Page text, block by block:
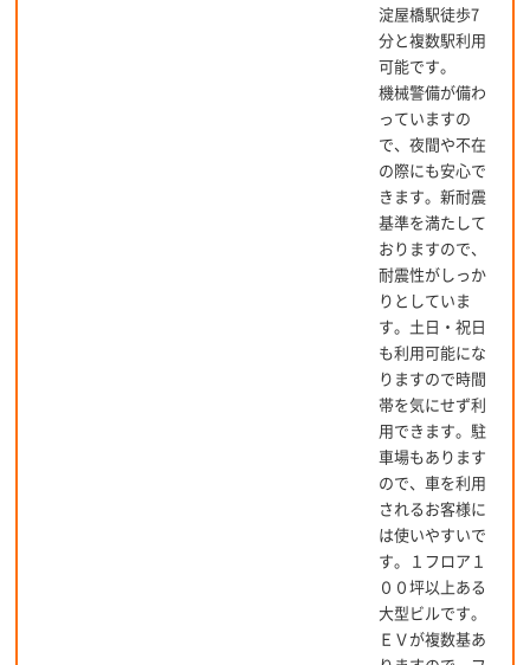
淀屋橋駅徒歩7
分と複数駅利用
可能です。
機械警備が備わ
っていますの
で、夜間や不在
の際にも安心で
きます。新耐震
基準を満たして
おりますので、
耐震性がしっか
りとしていま
す。土日・祝日
も利用可能にな
りますので時間
帯を気にせず利
用できます。駐
車場もあります
ので、車を利用
されるお客様に
は使いやすいで
す。１フロア１
００坪以上ある
大型ビルです。
ＥＶが複数基あ